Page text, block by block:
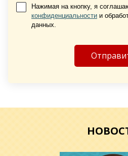
Нажимая на кнопку, я
конфиденциальности и
данных.